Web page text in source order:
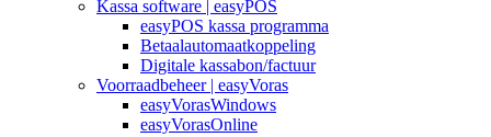
Kassa software | easyPOS
easyPOS kassa programma
Betaalautomaatkoppeling
Digitale kassabon/factuur
Voorraadbeheer | easyVoras
easyVorasWindows
easyVorasOnline